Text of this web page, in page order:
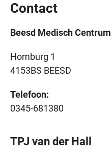
Contact
Beesd Medisch Centrum
Homburg 1
4153BS BEESD
Telefoon:
0345-681380
TPJ van der Hall